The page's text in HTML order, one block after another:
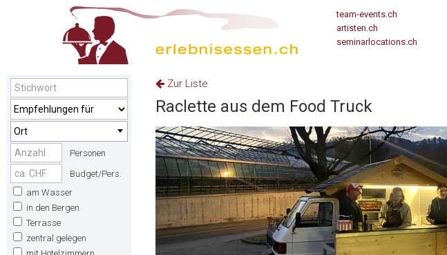
team-events.ch
artisten.ch
seminarlocations.ch
Ort
Personen
Budget/Pers.
am Wasser
in den Bergen
Terrasse
zentral gelegen
Zur Liste
Raclette aus dem Food Truck